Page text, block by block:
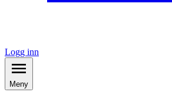
Logg inn
Meny